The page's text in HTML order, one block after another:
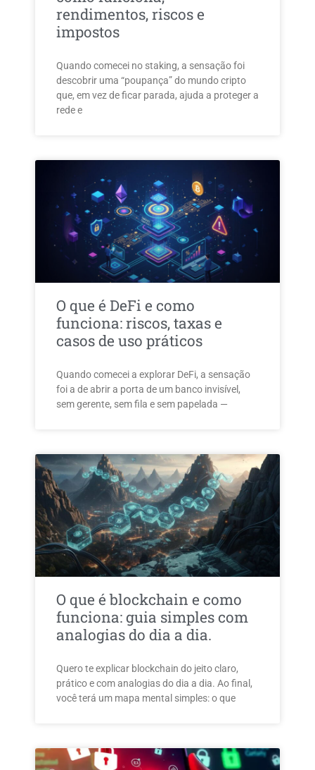
rendimentos, riscos e
impostos
Quando comecei no staking, a sensação foi
descobrir uma “poupança” do mundo cripto
que, em vez de ficar parada, ajuda a proteger a
rede e
O que é DeFi e como
funciona: riscos, taxas e
casos de uso práticos
Quando comecei a explorar DeFi, a sensação
foi a de abrir a porta de um banco invisível,
sem gerente, sem fila e sem papelada —
O que é blockchain e como
funciona: guia simples com
analogias do dia a dia.
Quero te explicar blockchain do jeito claro,
prático e com analogias do dia a dia. Ao final,
você terá um mapa mental simples: o que